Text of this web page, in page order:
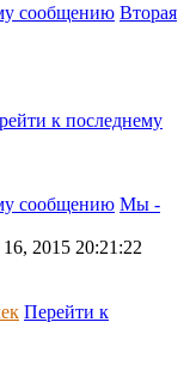
сообщению Вторая
к последнему
сообщению Мы -
2015 20:21:22
Перейти к